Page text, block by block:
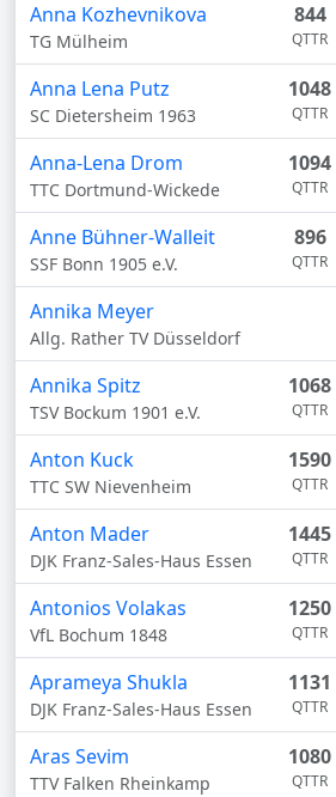
Anna Kozhevnikova
TG Mülheim
844
QTTR
Anna Lena Putz
SC Dietersheim 1963
1048
QTTR
Anna-Lena Drom
TTC Dortmund-Wickede
1094
QTTR
Anne Bühner-Walleit
SSF Bonn 1905 e.V.
896
QTTR
Annika Meyer
Allg. Rather TV Düsseldorf
Annika Spitz
TSV Bockum 1901 e.V.
1068
QTTR
Anton Kuck
TTC SW Nievenheim
1590
QTTR
Anton Mader
DJK Franz-Sales-Haus Essen
1445
QTTR
Antonios Volakas
VfL Bochum 1848
1250
QTTR
Aprameya Shukla
DJK Franz-Sales-Haus Essen
1131
QTTR
Aras Sevim
TTV Falken Rheinkamp
1080
QTTR